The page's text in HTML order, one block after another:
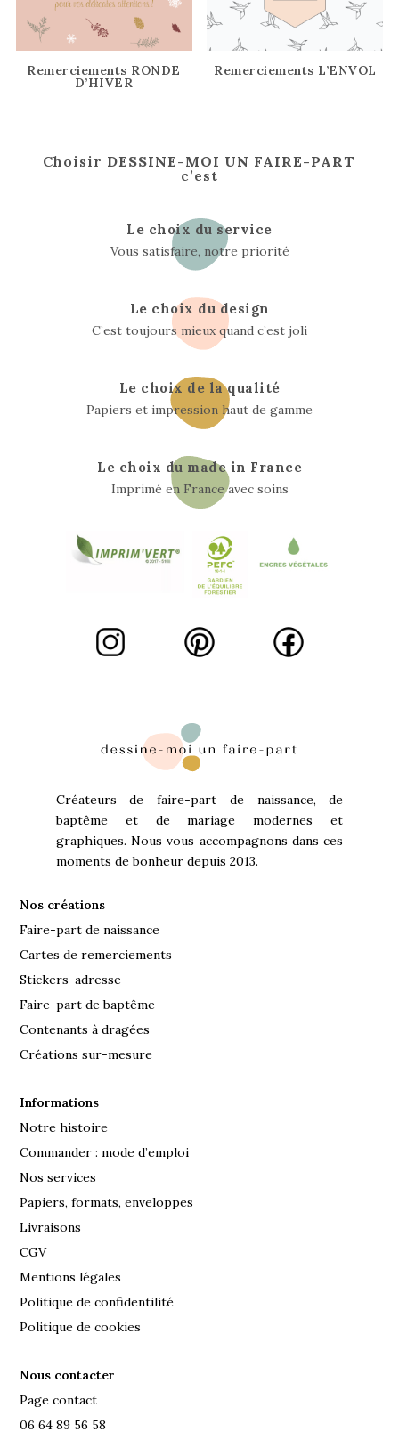
Remerciements RONDE
D’HIVER
Remerciements L’ENVOL
Choisir DESSINE-MOI UN FAIRE-PART
c’est
Le choix du service
Vous satisfaire, notre priorité
Le choix du design
C’est toujours mieux quand c’est joli
Le choix de la qualité
Papiers et impression haut de gamme
Le choix du made in France
Imprimé en France avec soins
Créateurs de faire-part de naissance, de
baptême et de mariage modernes et
graphiques. Nous vous accompagnons dans ces
moments de bonheur depuis 2013.
Nos créations
Faire-part de naissance
Cartes de remerciements
Stickers-adresse
Faire-part de baptême
Contenants à dragées
Créations sur-mesure
Informations
Notre histoire
Commander : mode d’emploi
Nos services
Papiers, formats, enveloppes
Livraisons
CGV
Mentions légales
Politique de confidentilité
Politique de cookies
Nous contacter
Page contact
06 64 89 56 58